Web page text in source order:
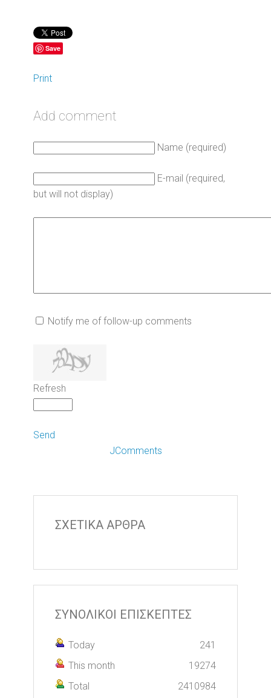
Save
Print
Add comment
Name (required)
E-mail (required,
but will not display)
Notify me of follow-up comments
Refresh
Send
JComments
ΣΧΕΤΙΚΑ ΑΡΘΡΑ
ΣΥΝΟΛΙΚΟΙ ΕΠΙΣΚΕΠΤΕΣ
Today
241
This month
19274
Total
2410984